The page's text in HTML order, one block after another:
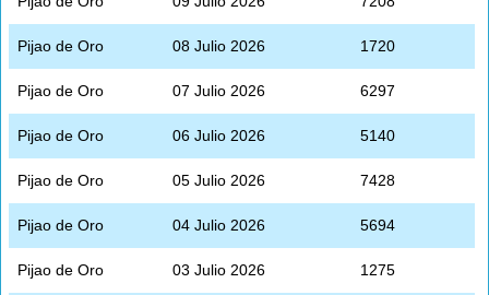
Pijao de Oro 08 Julio 2026 1720
Pijao de Oro 07 Julio 2026 6297
Pijao de Oro 06 Julio 2026 5140
Pijao de Oro 05 Julio 2026 7428
Pijao de Oro 04 Julio 2026 5694
Pijao de Oro 03 Julio 2026 1275